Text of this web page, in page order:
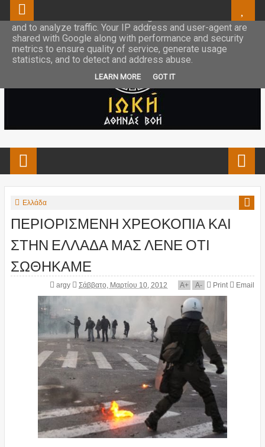
Ελλάδα
ΠΕΡΙΟΡΙΣΜΕΝΗ ΧΡΕΟΚΟΠΙΑ ΚΑΙ
ΣΤΗΝ ΕΛΛΑΔΑ ΜΑΣ ΛΕΝΕ ΟΤΙ
ΣΩΘΗΚΑΜΕ
argy Σάββατο, Μαρτίου 10, 2012 A+ A- Print Email
This site uses cookies from Google to deliver its services
and to analyze traffic. Your IP address and user-agent are
shared with Google along with performance and security
metrics to ensure quality of service, generate usage
statistics, and to detect and address abuse.
LEARN MORE GOT IT